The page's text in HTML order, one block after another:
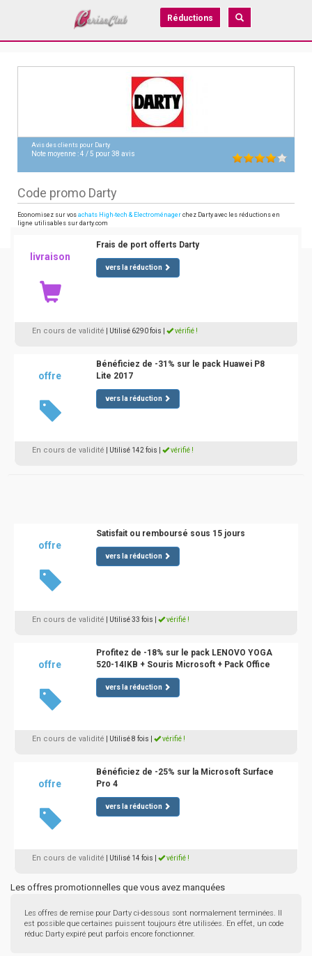
Réductions
Avis des clients pour Darty
Note moyenne :4 /5 pour38 avis
Code promo Darty
Economisez sur vos achats High-tech & Electroménager chez Darty avec les réductions en
ligne utilisables sur darty.com
livraison
Frais de port offerts Darty
vers la réduction
En cours de validité | Utilisé 6290 fois vérifié !
offre
Bénéficiez de -31% sur le pack Huawei P8
Lite 2017
vers la réduction
En cours de validité | Utilisé 142 fois vérifié !
offre
Satisfait ou remboursé sous 15 jours
vers la réduction
En cours de validité | Utilisé 33 fois vérifié !
offre
Profitez de -18% sur le pack LENOVO YOGA
520-14IKB + Souris Microsoft + Pack Office
vers la réduction
En cours de validité | Utilisé 8 fois vérifié !
offre
Bénéficiez de -25% sur la Microsoft Surface
Pro 4
vers la réduction
En cours de validité | Utilisé 14 fois vérifié !
Les offres promotionnelles que vous avez manquées
Les offres de remise pour Darty ci-dessous sont normalement terminées. Il
est possible que certaines puissent toujours être utilisées. En effet, un code
réduc Darty expiré peut parfois encore fonctionner.